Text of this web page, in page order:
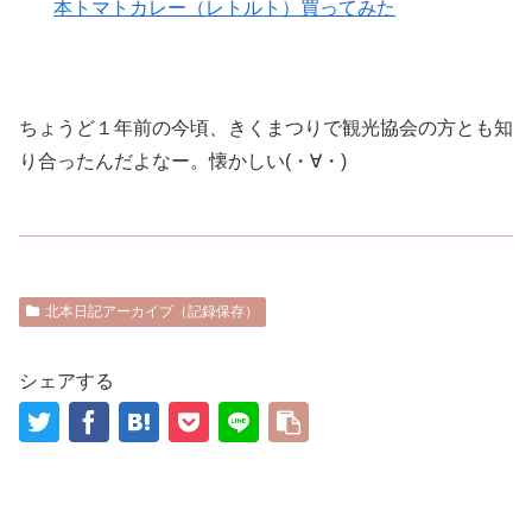
本トマトカレー（レトルト）買ってみた
ちょうど１年前の今頃、きくまつりで観光協会の方とも知
り合ったんだよなー。懐かしい(・∀・)
北本日記アーカイブ（記録保存）
シェアする